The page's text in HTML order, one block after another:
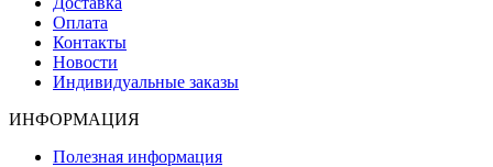
Оплата
Контакты
Новости
Индивидуальные заказы
ИНФОРМАЦИЯ
Полезная информация